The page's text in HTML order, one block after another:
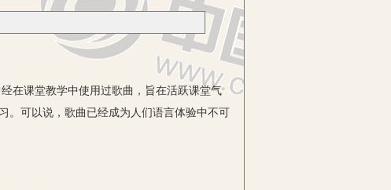
课堂教学中使用过歌曲，旨在活跃课堂气
。可以说，歌曲已经成为人们语言体验中不可